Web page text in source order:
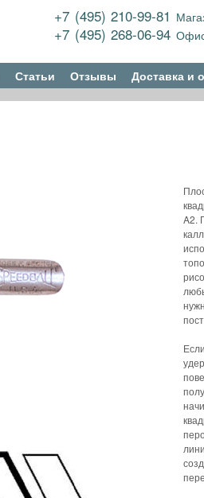
+7 (495) 210-99-81
+7 (495) 268-06-94
Статьи Отзывы Доставка и
A2.